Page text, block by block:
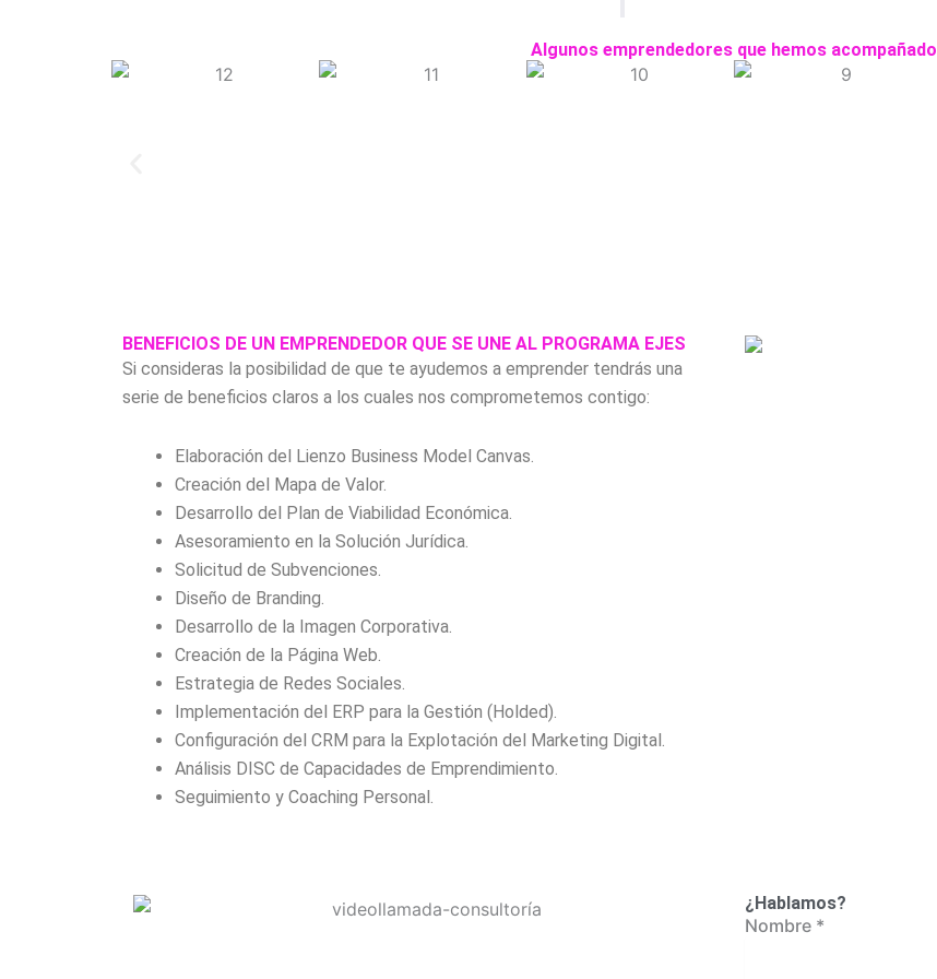
Algunos emprendedores que hemos acompañado
BENEFICIOS DE UN EMPRENDEDOR QUE SE UNE AL PROGRAMA EJES
Si consideras la posibilidad de que te ayudemos a emprender tendrás una
serie de beneficios claros a los cuales nos comprometemos contigo:
Elaboración del Lienzo Business Model Canvas.
Creación del Mapa de Valor.
Desarrollo del Plan de Viabilidad Económica.
Asesoramiento en la Solución Jurídica.
Solicitud de Subvenciones.
Diseño de Branding.
Desarrollo de la Imagen Corporativa.
Creación de la Página Web.
Estrategia de Redes Sociales.
Implementación del ERP para la Gestión (Holded).
Configuración del CRM para la Explotación del Marketing Digital.
Análisis DISC de Capacidades de Emprendimiento.
Seguimiento y Coaching Personal.
¿Hablamos?
Nombre *